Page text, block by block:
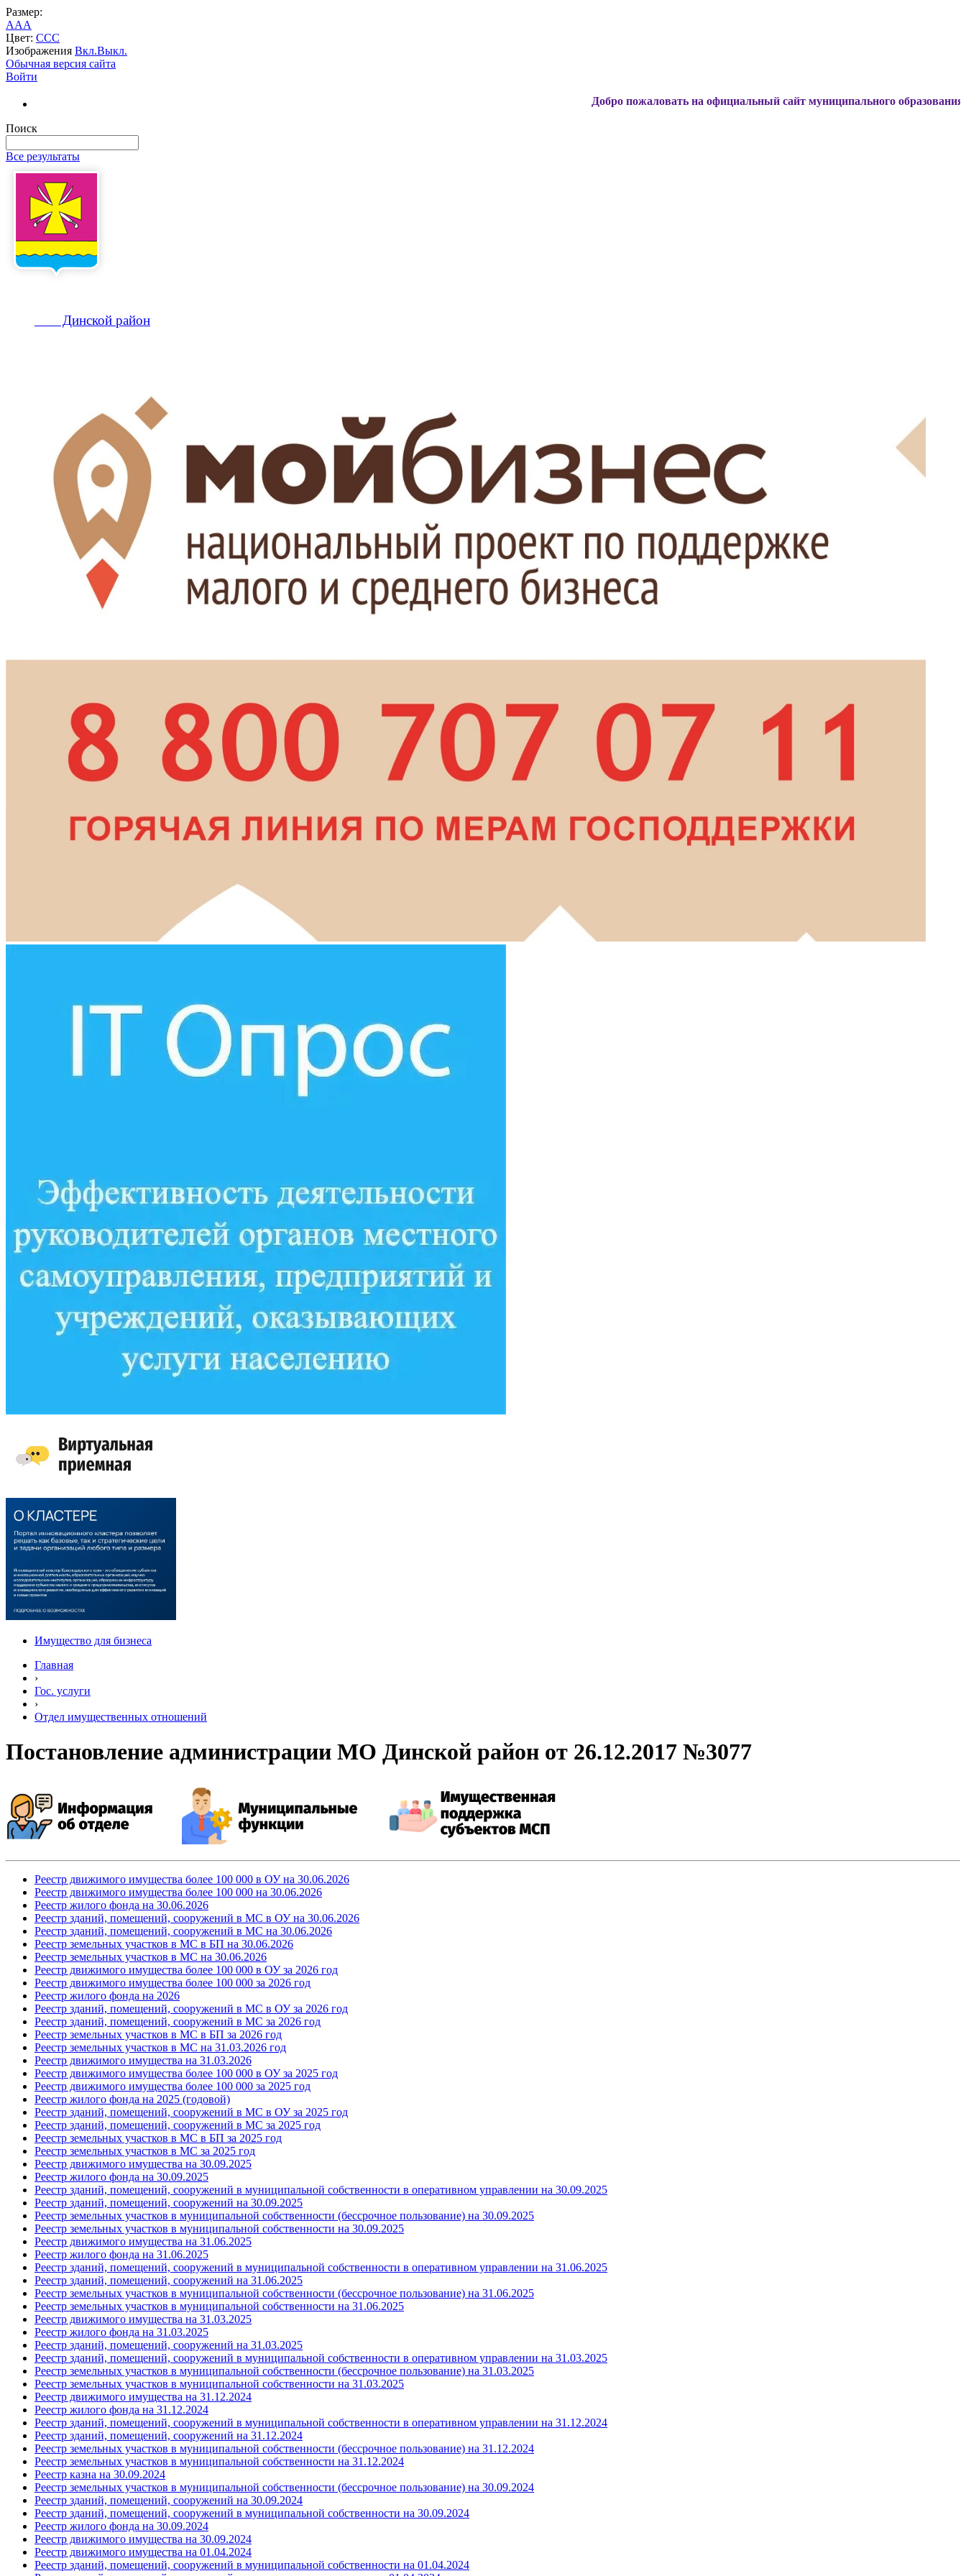
Размер:
AAA
Цвет: CCC
Изображения Вкл.Выкл.
Обычная версия сайта
Войти
Добро пожаловать на официальный сайт муниципального образования Динской
Поиск
Все результаты
Динской район
Имущество для бизнеса
Главная
›
Гос. услуги
›
Отдел имущественных отношений
Постановление администрации МО Динской район от 26.12.2017 №3077
Реестр движимого имущества более 100 000 в ОУ на 30.06.2026
Реестр движимого имущества более 100 000 на 30.06.2026
Реестр жилого фонда на 30.06.2026
Реестр зданий, помещений, сооружений в МС в ОУна 30.06.2026
Реестр зданий, помещений, сооружений в МС на 30.06.2026
Реестр земельных участков в МС в БП на 30.06.2026
Реестр земельных участков в МС на 30.06.2026
Реестр движимого имущества более 100 000 в ОУ за 2026 год
Реестр движимого имущества более 100 000 за 2026 год
Реестр жилого фонда на 2026
Реестр зданий, помещений, сооружений в МС в ОУ за 2026 год
Реестр зданий, помещений, сооружений в МС за 2026 год
Реестр земельных участков в МС в БП за 2026 год
Реестр земельных участков в МС на 31.03.2026 год
Реестр движимого имущества на 31.03.2026
Реестр движимого имущества более 100 000 в ОУ за 2025 год
Реестр движимого имущества более 100 000 за 2025 год
Реестр жилого фонда на 2025 (годовой)
Реестр зданий, помещений, сооружений в МС в ОУ за 2025 год
Реестр зданий, помещений, сооружений в МС за 2025 год
Реестр земельных участков в МС в БП за 2025 год
Реестр земельных участков в МС за 2025 год
Реестр движимого имущества на 30.09.2025
Реестр жилого фонда на 30.09.2025
Реестр зданий, помещений, сооружений в муниципальной собственности в оперативном управлении на 30.09.2025
Реестр зданий, помещений, сооружений на 30.09.2025
Реестр земельных участков в муниципальной собственности (бессрочное пользование) на 30.09.2025
Реестр земельных участков в муниципальной собственности на 30.09.2025
Реестр движимого имущества на 31.06.2025
Реестр жилого фонда на 31.06.2025
Реестр зданий, помещений, сооружений в муниципальной собственности в оперативном управлении на 31.06.2025
Реестр зданий, помещений, сооружений на 31.06.2025
Реестр земельных участков в муниципальной собственности (бессрочное пользование) на 31.06.2025
Реестр земельных участков в муниципальной собственности на 31.06.2025
Реестр движимого имущества на 31.03.2025
Реестр жилого фонда на 31.03.2025
Реестр зданий, помещений, сооружений на 31.03.2025
Реестр зданий, помещений, сооружений в муниципальной собственности в оперативном управлении на 31.03.2025
Реестр земельных участков в муниципальной собственности (бессрочное пользование) на 31.03.2025
Реестр земельных участков в муниципальной собственности на 31.03.2025
Реестр движимого имущества на 31.12.2024
Реестр жилого фонда на 31.12.2024
Реестр зданий, помещений, сооружений в муниципальной собственности в оперативном управлении на 31.12.2024
Реестр зданий, помещений, сооружений на 31.12.2024
Реестр земельных участков в муниципальной собственности (бессрочное пользование) на 31.12.2024
Реестр земельных участков в муниципальной собственности на 31.12.2024
Реестр казна на 30.09.2024
Реестр земельных участков в муниципальной собственности (бессрочное пользование) на 30.09.2024
Реестр зданий, помещений, сооружений на 30.09.2024
Реестр зданий, помещений, сооружений в муниципальной собственности на 30.09.2024
Реестр жилого фонда на 30.09.2024
Реестр движимого имущества на 30.09.2024
Реестр движимого имущества на 01.04.2024
Реестр зданий, помещений, сооружений в муниципальной собственности на 01.04.2024